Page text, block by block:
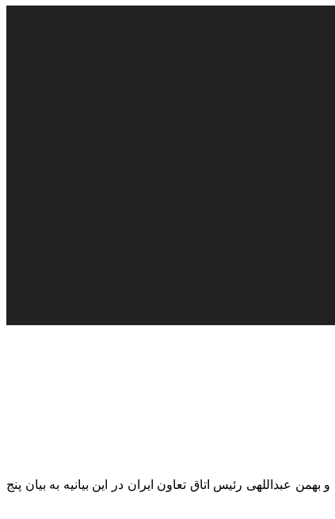
عبداللهی رئیس اتاق تعاون ایران در این بیانیه به بیان پنج